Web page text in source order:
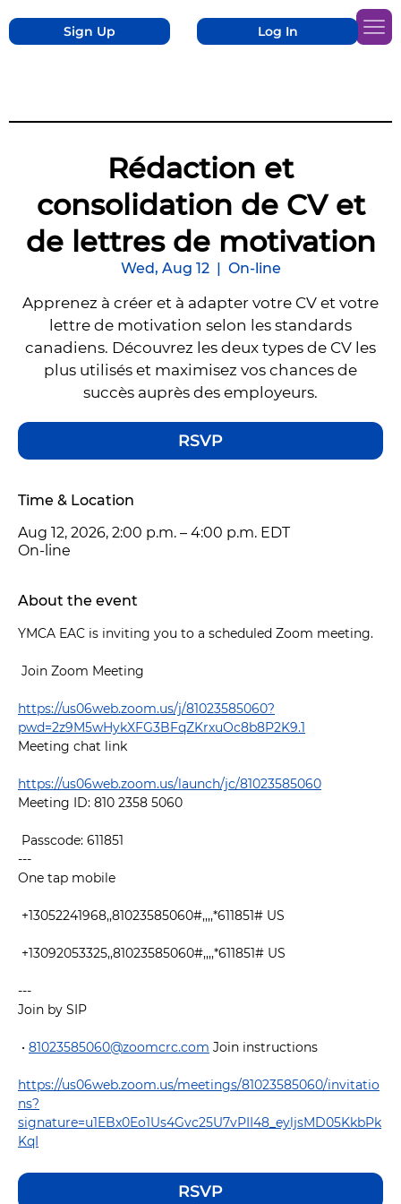
Sign Up Log In
Rédaction et
consolidation de CV et
de lettres de motivation
Wed, Aug 12
  |
On-line
Apprenez à créer et à adapter votre CV et votre
lettre de motivation selon les standards
canadiens. Découvrez les deux types de CV les
plus utilisés et maximisez vos chances de
succès auprès des employeurs.
RSVP
Time & Location
Aug 12, 2026, 2:00 p.m. – 4:00 p.m. EDT
On-line
About the event
YMCA EAC is inviting you to a scheduled Zoom meeting.
Join Zoom Meeting
https://us06web.zoom.us/j/81023585060?
pwd=2z9M5wHykXFG3BFqZKrxuOc8b8P2K9.1
Meeting chat link
https://us06web.zoom.us/launch/jc/81023585060
Meeting ID: 810 2358 5060
Passcode: 611851
---
One tap mobile
+13052241968,,81023585060#,,,,*611851# US
+13092053325,,81023585060#,,,,*611851# US
---
Join by SIP
• 81023585060@zoomcrc.com Join instructions
https://us06web.zoom.us/meetings/81023585060/invitatio
ns?
signature=u1EBx0Eo1Us4Gvc25U7vPII48_eyljsMD05KkbPk
KqI
RSVP